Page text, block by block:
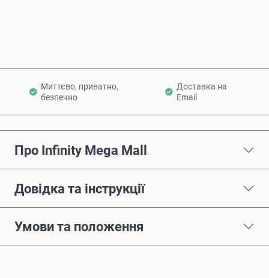
Миттєво, приватно,
безпечно
Доставка на
Email
Про Infinity Mega Mall
Довідка та інструкції
Умови та положення